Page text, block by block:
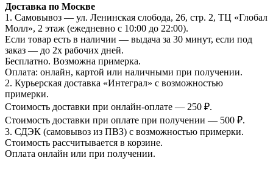
Доставка по Москве
1. Самовывоз — ул. Ленинская слобода, 26, стр. 2, ТЦ «Глобал
Молл», 2 этаж (ежедневно с 10:00 до 22:00).
Если товар есть в наличии — выдача за 30 минут, если под
заказ — до 2х рабочих дней.
Бесплатно. Возможна примерка.
Оплата: онлайн, картой или наличными при получении.
2. Курьерская доставка «Интеграл» с возможностью
примерки.
Стоимость доставки при онлайн-оплате — 250 ₽.
Стоимость доставки при оплате при получении — 500 ₽.
3. СДЭК (самовывоз из ПВЗ) с возможностью примерки.
Стоимость рассчитывается в корзине.
Оплата онлайн или при получении.